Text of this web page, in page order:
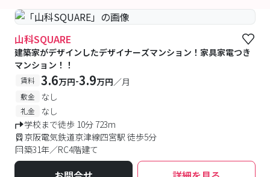
山科SQUARE
建築家がデザインしたデザイナーズマンション！家具家電つき
マンション！！
賃料 3.6万円-3.9万円／月
敷金 なし
礼金
なし
学校まで徒歩 10分 723m
京阪電気鉄道京津線四宮駅 徒歩5分
築31年／RC4階建て